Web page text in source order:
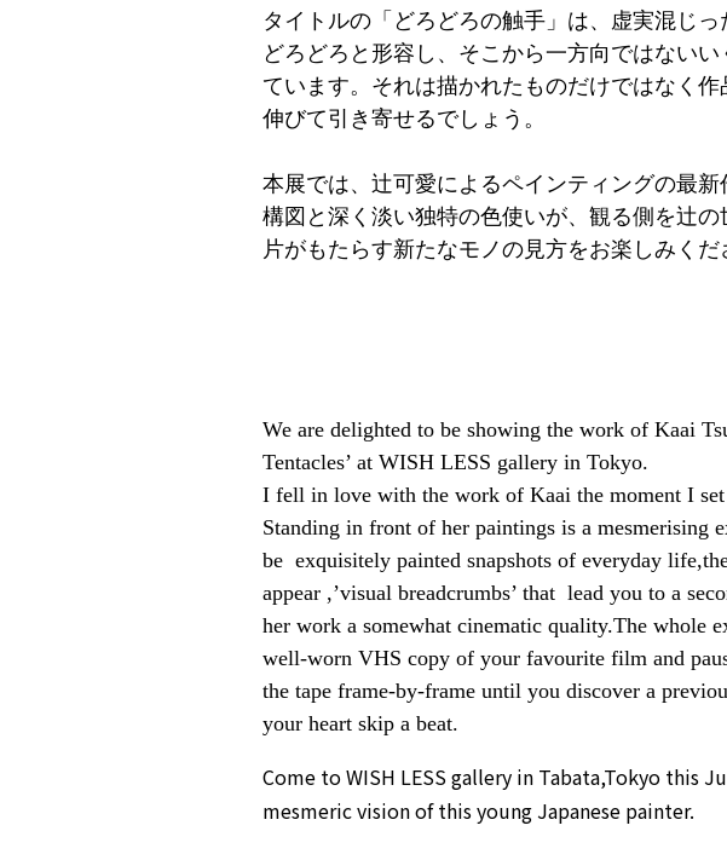
タイトルの「どろどろの触手」は、虚実混じ
どろどろと形容し、そこから一方向ではない
ています。それは描かれたものだけではなく
伸びて引き寄せるでしょう。
本展では、辻可愛によるペインティングの最
構図と深く淡い独特の色使いが、観る側を辻
片がもたらす新たなモノの見方をお楽しみくだ
We are delighted to be showing the work of Kaai
Tentacles’ at WISH LESS gallery in Tokyo.
I fell in love with the work of Kaai the moment I set
Standing in front of her paintings is a mesmerising
be exquisitely painted snapshots of everyday
appear ,’visual breadcrumbs’ that lead you to a
her work a somewhat cinematic quality.The whole
well-worn VHS copy of your favourite film and
the tape frame-by-frame until you discover a
your heart skip a beat.
Come to WISH LESS gallery in Tabata,Tokyo this
mesmeric vision of this young Japanese painter.